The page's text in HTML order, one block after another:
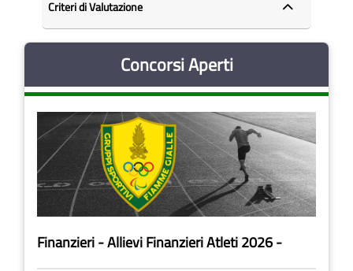
Criteri di Valutazione
Concorsi Aperti
Finanzieri - Allievi Finanzieri Atleti 2026 -